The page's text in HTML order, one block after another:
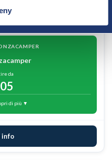
da
di più ▼
info